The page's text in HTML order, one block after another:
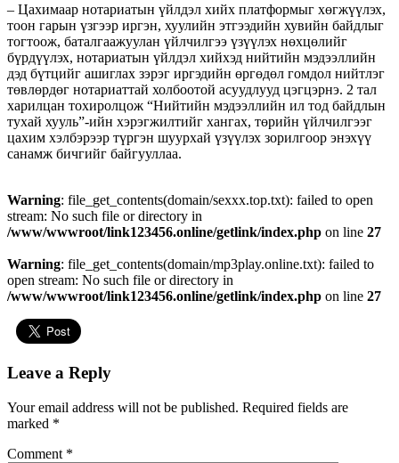
– Цахимаар нотариатын үйлдэл хийх платформыг хөгжүүлэх,
тоон гарын үзгээр иргэн, хуулийн этгээдийн хувийн байдлыг
тогтоож, баталгаажуулан үйлчилгээ үзүүлэх нөхцөлийг
бүрдүүлэх, нотариатын үйлдэл хийхэд нийтийн мэдээллийн
дэд бүтцийг ашиглах зэрэг иргэдийн өргөдөл гомдол нийтлэг
төвлөрдөг нотариаттай холбоотой асуудлууд цэгцэрнэ. 2 тал
харилцан тохиролцож “Нийтийн мэдээллийн ил тод байдлын
тухай хууль”-ийн хэрэгжилтийг хангах, төрийн үйлчилгээг
цахим хэлбэрээр түргэн шуурхай үзүүлэх зорилгоор энэхүү
санамж бичгийг байгууллаа.
Warning: file_get_contents(domain/sexxx.top.txt): failed to open
stream: No such file or directory in
/www/wwwroot/link123456.online/getlink/index.php on line 27
Warning: file_get_contents(domain/mp3play.online.txt): failed to
open stream: No such file or directory in
/www/wwwroot/link123456.online/getlink/index.php on line 27
Leave a Reply
Your email address will not be published. Required fields are
marked *
Comment *